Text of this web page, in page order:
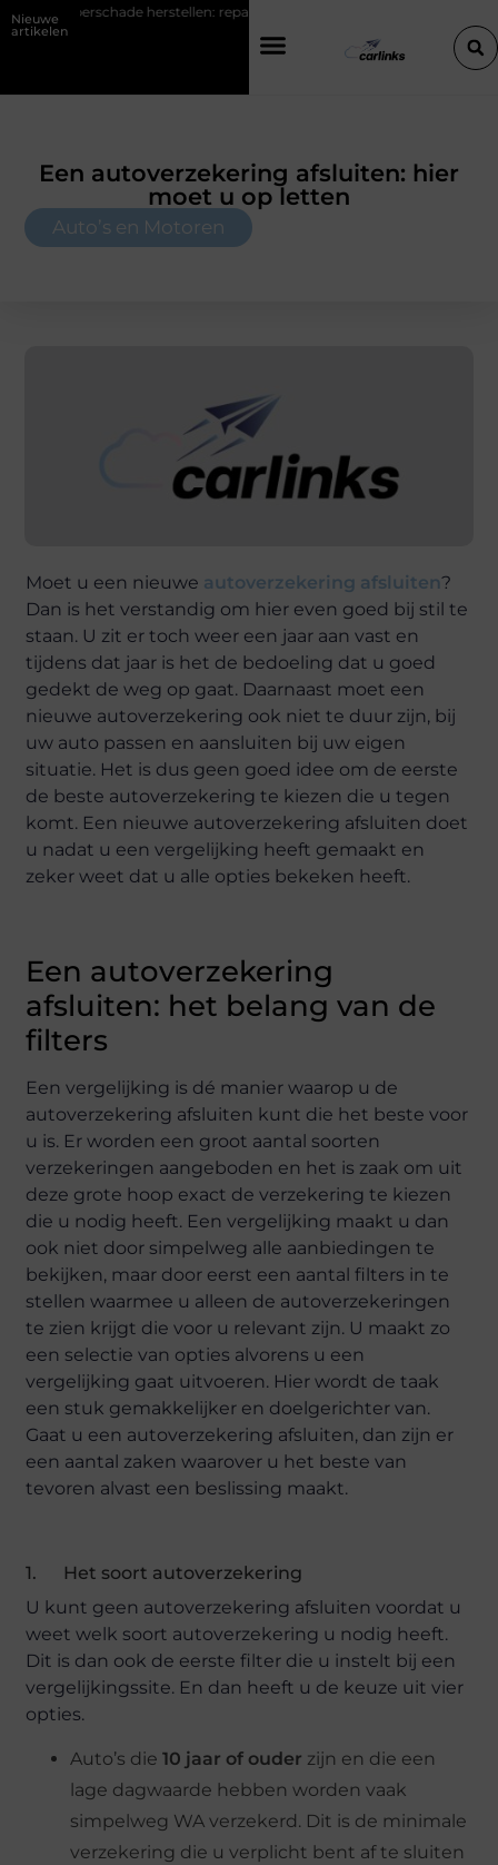
Nieuwe
artikelen
repareren of de bumper vervangen?
Een autoverzekering afsluiten: hier
moet u op letten
Auto’s en Motoren
Moet u een nieuwe autoverzekering afsluiten?
Dan is het verstandig om hier even goed bij stil te
staan. U zit er toch weer een jaar aan vast en
tijdens dat jaar is het de bedoeling dat u goed
gedekt de weg op gaat. Daarnaast moet een
nieuwe autoverzekering ook niet te duur zijn, bij
uw auto passen en aansluiten bij uw eigen
situatie. Het is dus geen goed idee om de eerste
de beste autoverzekering te kiezen die u tegen
komt. Een nieuwe autoverzekering afsluiten doet
u nadat u een vergelijking heeft gemaakt en
zeker weet dat u alle opties bekeken heeft.
Een autoverzekering
afsluiten: het belang van de
filters
Een vergelijking is dé manier waarop u de
autoverzekering afsluiten kunt die het beste voor
u is. Er worden een groot aantal soorten
verzekeringen aangeboden en het is zaak om uit
deze grote hoop exact de verzekering te kiezen
die u nodig heeft. Een vergelijking maakt u dan
ook niet door simpelweg alle aanbiedingen te
bekijken, maar door eerst een aantal filters in te
stellen waarmee u alleen de autoverzekeringen
te zien krijgt die voor u relevant zijn. U maakt zo
een selectie van opties alvorens u een
vergelijking gaat uitvoeren. Hier wordt de taak
een stuk gemakkelijker en doelgerichter van.
Gaat u een autoverzekering afsluiten, dan zijn er
een aantal zaken waarover u het beste van
tevoren alvast een beslissing maakt.
1. Het soort autoverzekering
U kunt geen autoverzekering afsluiten voordat u
weet welk soort autoverzekering u nodig heeft.
Dit is dan ook de eerste filter die u instelt bij een
vergelijkingssite. En dan heeft u de keuze uit vier
opties.
Auto’s die10 jaar of ouder zijn en die een
lage dagwaarde hebben worden vaak
simpelweg WA verzekerd. Dit is de minimale
verzekering die u verplicht bent af te sluiten